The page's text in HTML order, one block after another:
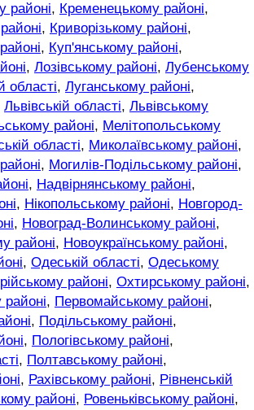
районі, Кременецькому районі,
, Криворізькому районі,
, Куп'янському районі,
, Лозівському районі, Лубенському
області, Луганському районі,
Львівській області, Львівському
районі, Мелітопольському
області, Миколаївському районі,
, Могилів-Подільському районі,
, Надвірнянському районі,
, Нікопольському районі, Новгород-
, Новоград-Волинському районі,
районі, Новоукраїнському районі,
, Одеській області, Одеському
районі, Охтирському районі,
, Первомайському районі,
, Подільському районі,
, Пологівському районі,
, Полтавському районі,
, Рахівському районі, Рівненській
районі, Ровеньківському районі,